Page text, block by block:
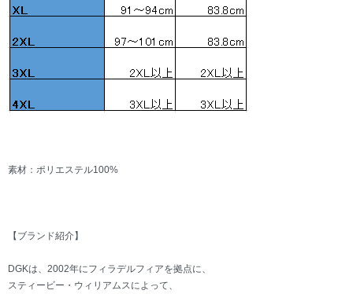
素材：ポリエステル100%
【ブランド紹介】
DGKは、2002年にフィラデルフィアを拠点に、
スティービー・ウィリアムスによって、